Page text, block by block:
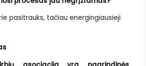
pasitrauks, tačiau energingiausieji